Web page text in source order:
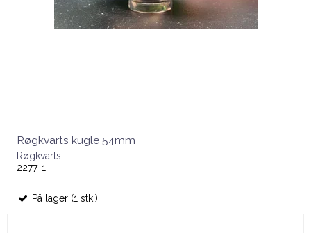
Røgkvarts kugle 54mm
Røgkvarts
2277-1
På lager (1 stk.)